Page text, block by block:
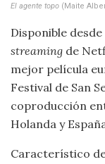
El agente topo (Maite
Disponible
streaming de
mejor película
Festival de San
coproducción
Holanda y
Característico